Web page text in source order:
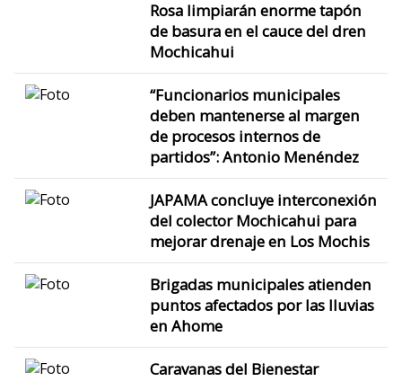
Rosa limpiarán enorme tapón
de basura en el cauce del dren
Mochicahui
“Funcionarios municipales
deben mantenerse al margen
de procesos internos de
partidos”: Antonio Menéndez
JAPAMA concluye interconexión
del colector Mochicahui para
mejorar drenaje en Los Mochis
Brigadas municipales atienden
puntos afectados por las lluvias
en Ahome
Caravanas del Bienestar